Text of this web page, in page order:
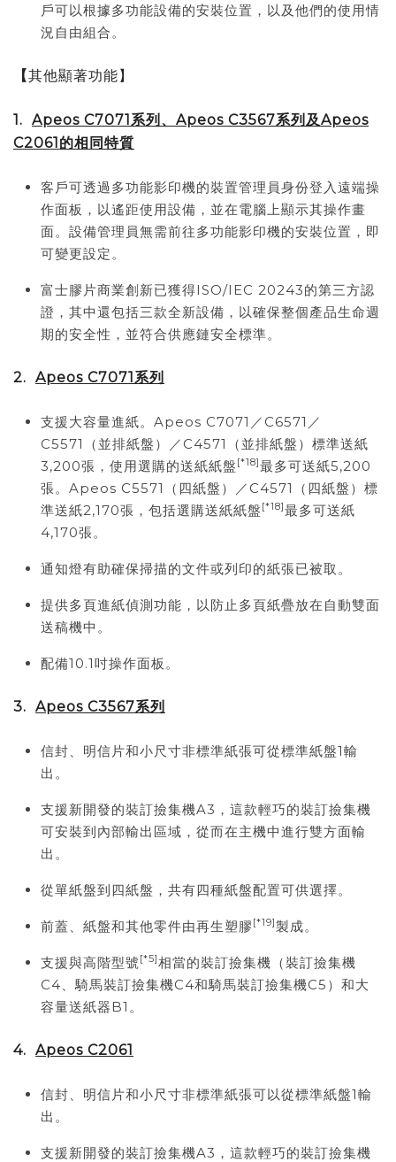
戶可以根據多功能設備的安裝位置，以及他們的使用情
況自由組合。
【其他顯著功能】
1. Apeos C7071系列、Apeos C3567系列及Apeos
C2061的相同特質
客戶可透過多功能影印機的裝置管理員身份登入遠端操
作面板，以遙距使用設備，並在電腦上顯示其操作畫
面。設備管理員無需前往多功能影印機的安裝位置，即
可變更設定。
富士膠片商業創新已獲得ISO/IEC 20243的第三方認
證，其中還包括三款全新設備，以確保整個產品生命週
期的安全性，並符合供應鏈安全標準。
2. Apeos C7071系列
支援大容量進紙。Apeos C7071／C6571／
C5571（並排紙盤）／C4571（並排紙盤）標準送紙
3,200張，使用選購的送紙紙盤 [*18]最多可送紙5,200
張。Apeos C5571（四紙盤）／C4571（四紙盤）標
準送紙2,170張，包括選購送紙紙盤 [*18]最多可送紙
4,170張。
通知燈有助確保掃描的文件或列印的紙張已被取。
提供多頁進紙偵測功能，以防止多頁紙疊放在自動雙面
送稿機中。
配備10.1吋操作面板。
3. Apeos C3567系列
信封、明信片和小尺寸非標準紙張可從標準紙盤1輸
出。
支援新開發的裝訂撿集機A3，這款輕巧的裝訂撿集機
可安裝到內部輸出區域，從而在主機中進行雙方面輸
出。
從單紙盤到四紙盤，共有四種紙盤配置可供選擇。
前蓋、紙盤和其他零件由再生塑膠 [*19]製成。
支援與高階型號[*5]相當的裝訂撿集機（裝訂撿集機
C4、騎馬裝訂撿集機C4和騎馬裝訂撿集機C5）和大
容量送紙器B1。
4. Apeos C2061
信封、明信片和小尺寸非標準紙張可以從標準紙盤1輸
出。
支援新開發的裝訂撿集機A3，這款輕巧的裝訂撿集機